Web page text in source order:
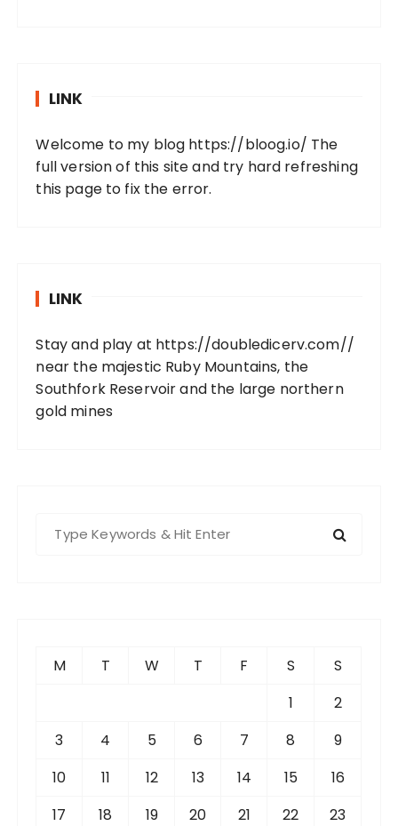
LINK
Welcome to my blog https://bloog.io/ The
full version of this site and try hard refreshing
this page to fix the error.
LINK
Stay and play at https://doubledicerv.com//
near the majestic Ruby Mountains, the
Southfork Reservoir and the large northern
gold mines
M T W T F S
S
1
2
3
4 5 6 7 8
9
10
11 12 13 14 15
16
17
18 19 20 21 22
23